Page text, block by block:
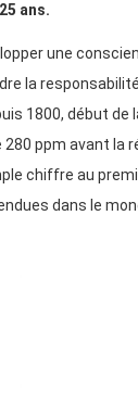
ans.
une
la
1800, début de
ppm avant la
chiffre au
dans le